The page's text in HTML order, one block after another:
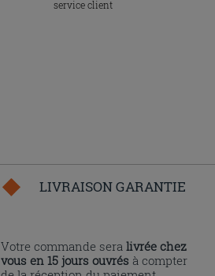
service client
LIVRAISON GARANTIE
Votre commande sera livrée chez
vous en 15 jours ouvrés à compter